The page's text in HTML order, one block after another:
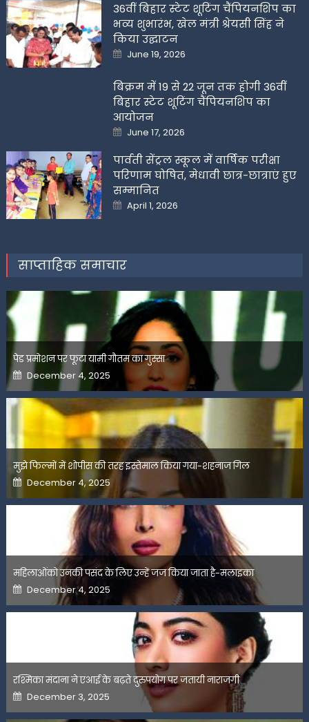
36वीं बिहार स्टेट शूटिंग चैंपियनशिप का
भव्य शुभारंभ, खेल मंत्री श्रेयसी सिंह ने
किया उद्घाटन
Posted
on
June 19, 2026
बिक्रम में 19 से 22 जून तक होगी 36वीं
बिहार स्टेट शूटिंग चैंपियनशिप का
आयोजन
Posted
on
June 17, 2026
पार्वती सेंट्रल स्कूल में वार्षिक परीक्षा
परिणाम घोषित, मेधावी छात्र-छात्राएं हुए
सम्मानित
Posted
on
April 1, 2026
साप्ताहिक समाचार
पेड प्रमोशन पर फूटा यामी गौतम का गुस्सा
Posted
on
December 4, 2025
मुझे फिल्मों में शोपीस की तरह इस्तेमाल किया गया-शहनाज गिल
Posted
on
December 4, 2025
महिलाओंको उनकी पसंद के लिए उन्हें जज किया जाता है-मलाइका
Posted
on
December 4, 2025
रश्मिका मंदाना ने एआई के बढ़ते दुरुपयोग पर जतायी नाराजगी
Posted
on
December 3, 2025